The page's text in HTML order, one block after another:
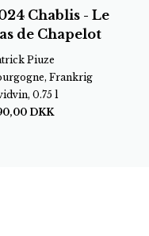
Chablis - Le
de Chapelot
Piuze
Frankrig
0.75 l
DKK